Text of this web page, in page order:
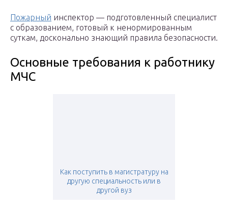
Пожарный инспектор — подготовленный специалист
с образованием, готовый к ненормированным
суткам, досконально знающий правила безопасности.
Основные требования к работнику
МЧС
Как поступить в магистратуру на
другую специальность или в
другой вуз